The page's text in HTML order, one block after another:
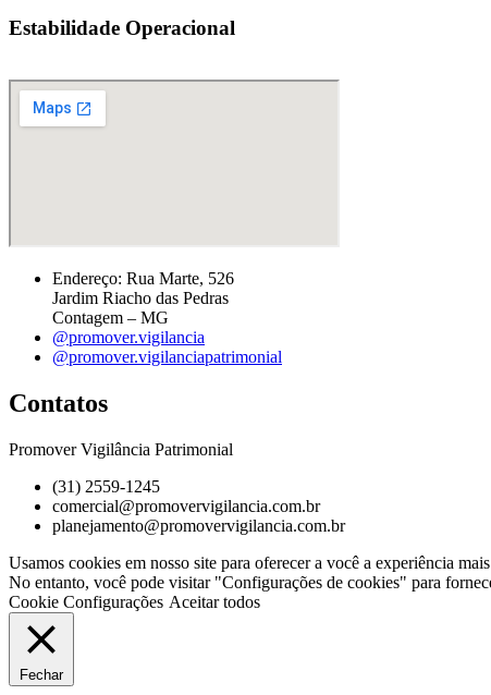
Estabilidade Operacional
Endereço: Rua Marte, 526
Jardim Riacho das Pedras
Contagem – MG
@promover.vigilancia
@promover.vigilanciapatrimonial
Contatos
Promover Vigilância Patrimonial
(31) 2559-1245
comercial@promovervigilancia.com.br
planejamento@promovervigilancia.com.br
Usamos cookies em nosso site para oferecer a você a experiência
No entanto, você pode visitar "Configurações de cookies" para
Cookie Configurações Aceitar todos
Fechar